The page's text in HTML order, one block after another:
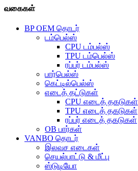
வகைகள்
BP OEM தொடர்
டம்பெல்ஸ்
CPU டம்பல்ஸ்
TPU டம்பெல்ஸ்
ரப்பர் டம்பல்ஸ்
பார்பெல்ஸ்
கெட்டில்பெல்ஸ்
எடைத் தட்டுகள்
CPU எடைத் தகடுகள்
TPU எடைத் தகடுகள்
ரப்பர் எடைத் தகடுகள்
OB பார்கள்
VANBO தொடர்
இலவச எடைகள்
செயல்பாட்டு & மீட்பு
ஸ்டுடியோ